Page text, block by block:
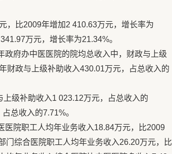
，比2009年增加2 410.63万元，增长率为
万元，增长率为21.34%。
府办中医医院的院均总收入中，财政与上级
财政与上级补助收入430.01万元，占总收入的
级补助收入1 023.12万元，占总收入的
总收入的7.71%。
院职工人均年业务收入18.84万元，比2009
门综合医院职工人均年业务收入26.20万元，比